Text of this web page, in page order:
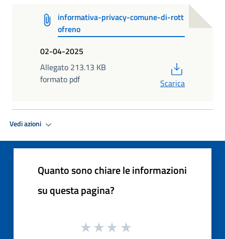
informativa-privacy-comune-di-rott
ofreno
02-04-2025
Allegato 213.13 KB
formato pdf
Scarica
Vedi azioni
Quanto sono chiare le informazioni
su questa pagina?